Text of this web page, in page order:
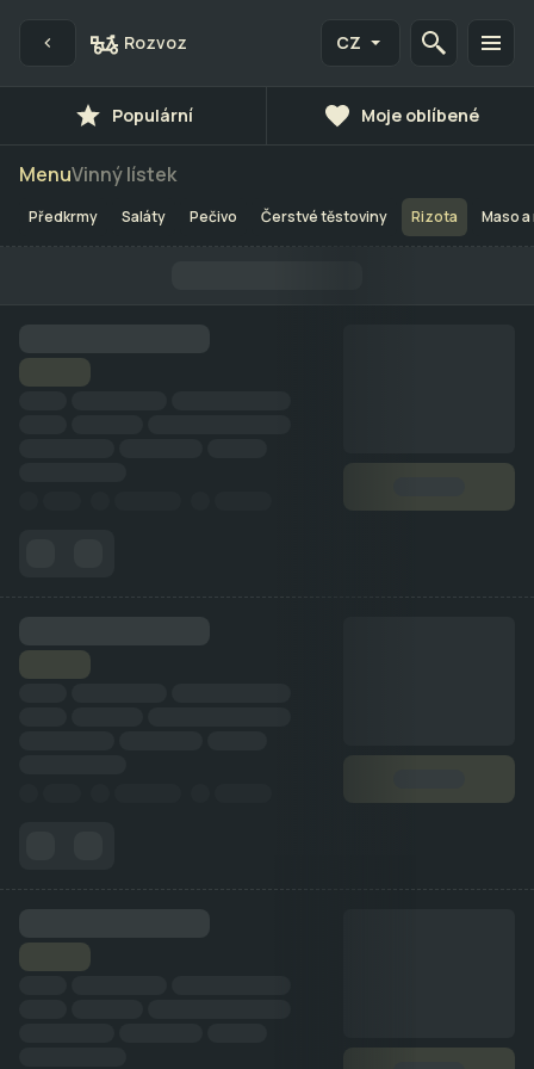
Rozvoz CZ
Populární Moje oblíbené
MenuVinný lístek
Předkrmy Saláty Pečivo Čerstvé těstoviny Rizota Maso